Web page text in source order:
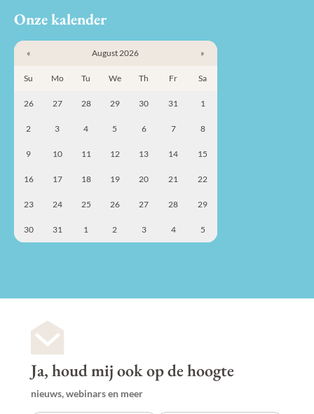
Onze kalender
« August 2026 »
Su Mo Tu We Th Fr Sa
26 27 28 29 30 31 1
2 3 4 5 6 7 8
9 10 11 12 13 14 15
16 17 18 19 20 21 22
23 24 25 26 27 28 29
30 31 1 2 3 4 5
Ja, houd mij ook op de hoogte
nieuws, webinars en meer